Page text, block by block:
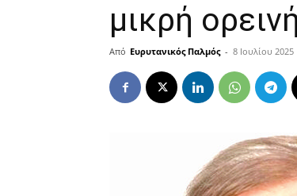
μικρή
Από Ευρυτανικός Παλμός - 8 Ιουλίου 2025